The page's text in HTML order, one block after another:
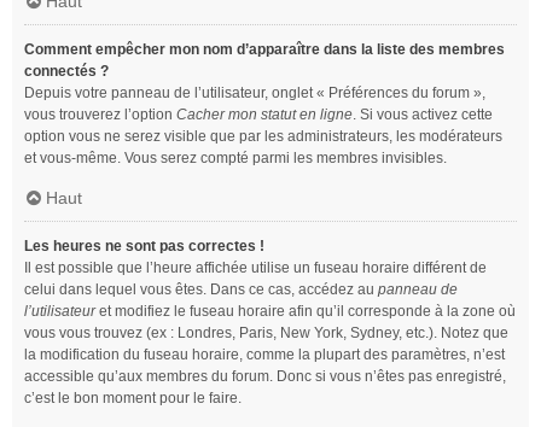
Comment empêcher mon nom d’apparaître dans la liste des membres
connectés ?
Depuis votre panneau de l’utilisateur, onglet « Préférences du forum »,
vous trouverez l’option Cacher mon statut en ligne. Si vous activez cette
option vous ne serez visible que par les administrateurs, les modérateurs
et vous-même. Vous serez compté parmi les membres invisibles.
Haut
Les heures ne sont pas correctes !
Il est possible que l’heure affichée utilise un fuseau horaire différent de
celui dans lequel vous êtes. Dans ce cas, accédez au panneau de
l’utilisateuret modifiez le fuseau horaire afin qu’il corresponde à la zone où
vous vous trouvez (ex : Londres, Paris, New York, Sydney, etc.). Notez que
la modification du fuseau horaire, comme la plupart des paramètres, n’est
accessible qu’aux membres du forum. Donc si vous n’êtes pas enregistré,
c’est le bon moment pour le faire.